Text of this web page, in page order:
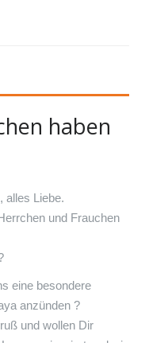
haben
alles Liebe.
und Frauchen
eine besondere
anzünden ?
und wollen Dir